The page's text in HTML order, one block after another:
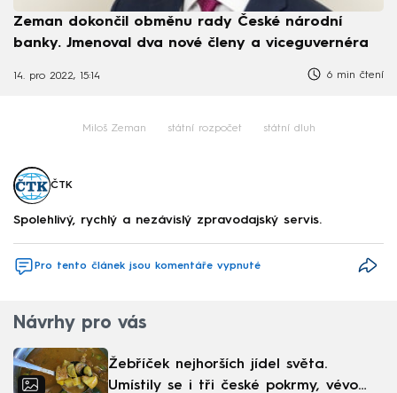
Zeman dokončil obměnu rady České národní
banky. Jmenoval dva nové členy a viceguvernéra
14. pro 2022, 15:14 6 min čtení
Miloš Zeman státní rozpočet státní dluh
ČTK
Spolehlivý, rychlý a nezávislý zpravodajský servis.
Pro tento článek jsou komentáře vypnuté
Návrhy pro vás
Žebříček nejhorších jídel světa.
Umístily se i tři české pokrmy, vévodí